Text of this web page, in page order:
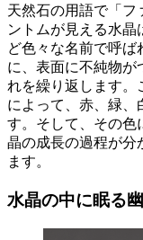
天然石の用語で「フ
ントムが見える水晶
ど色々な名前で呼
に、表面に不純物が
れを繰り返します。
によって、赤、緑、
す。そして、その色
晶の成長の過程が分
ます。
水晶の中に眠る